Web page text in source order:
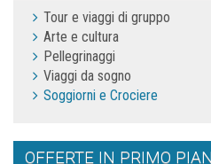
Tour e viaggi di gruppo
Arte e cultura
Pellegrinaggi
Viaggi da sogno
Soggiorni e Crociere